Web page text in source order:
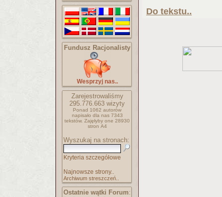
Fundusz Racjonalisty
Wesprzyj nas..
Zarejestrowaliśmy
295.776.663 wizyty
Ponad 1062 autorów
napisało dla nas 7343
tekstów. Zajęłyby one 28930
stron A4
Wyszukaj na stronach:
Kryteria szczegółowe
Najnowsze strony..
Archiwum streszczeń..
Ostatnie wątki Forum:
Do tekstu..